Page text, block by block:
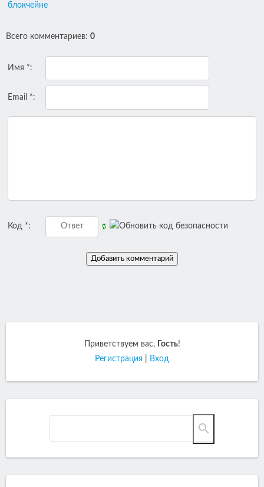
блокчейне
Всего комментариев: 0
Имя *:
Email *:
Код *:
Приветствуем вас, Гость!
Регистрация
Вход